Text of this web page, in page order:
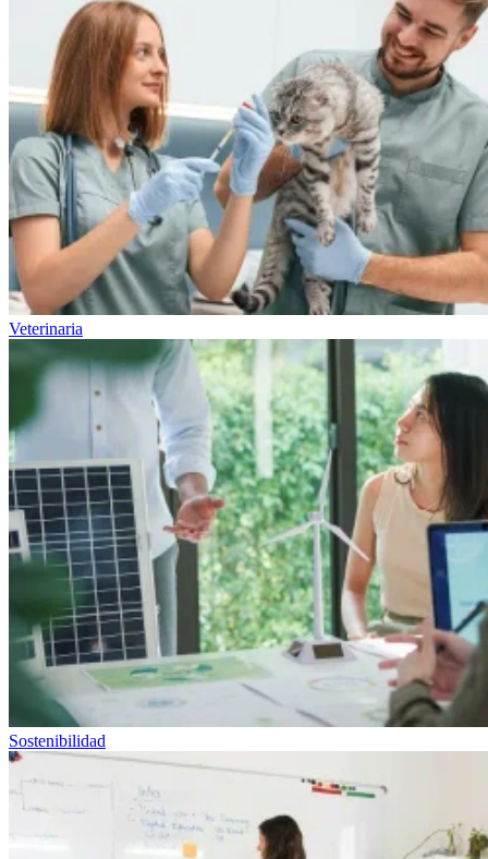
Veterinaria
Sostenibilidad